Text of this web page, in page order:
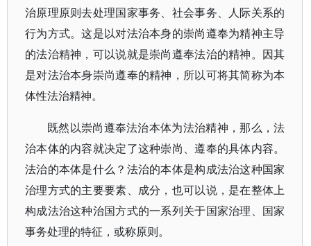
治原理原则去处理国家事务、社会事务、人际关系的
行为方式。这是以对法治本身的崇尚遵奉为精神主导
的法治精神，可以说就是崇尚遵奉法治的精神。因其
是对法治本身崇尚遵奉的精神，所以可将其简称为本
体性法治精神。
既然以崇尚遵奉法治本体为法治精神，那么，法
治本体的内容就决定了这种崇尚、遵奉的具体内容。
法治的本体是什么？法治的本体是构成法治这种国家
治理方式的主要要素、成分，也可以说，是在整体上
构成法治这种治国方式的一系列关于国家治理、国家
事务处理的特征，或称原则。